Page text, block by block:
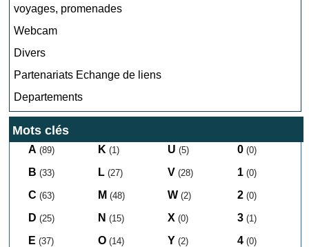
voyages, promenades
Webcam
Divers
Partenariats Echange de liens
Departements
Mots clés
A (89)
B (33)
C (63)
D (25)
E (37)
K (1)
L (27)
M (48)
N (15)
O (14)
U (5)
V (28)
W (2)
X (0)
Y (2)
0 (0)
1 (0)
2 (0)
3 (1)
4 (0)